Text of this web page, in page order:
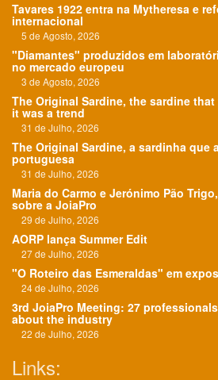
Tavares 1922 entra na Mytheresa e
internacional
5 de Agosto, 2026
"Diamantes" produzidos em
no mercado europeu
3 de Agosto, 2026
The Original Sardine, the sardine
it was a trend
31 de Julho, 2026
The Original Sardine, a sardinha que
portuguesa
31 de Julho, 2026
Maria do Carmo e Jerónimo Pão
sobre a JoiaPro
29 de Julho, 2026
AORP lança Summer Edit
27 de Julho, 2026
"O Roteiro das Esmeraldas" em
24 de Julho, 2026
3rd JoiaPro Meeting: 27
about the industry
22 de Julho, 2026
Links: